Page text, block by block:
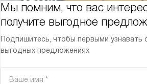
Мы помним, что вас
получите выгодное
Подпишитесь, чтобы первыми узнавать
выгодных предложениях